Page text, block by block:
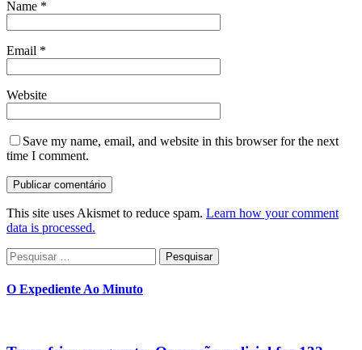
Name *
Email *
Website
Save my name, email, and website in this browser for the next
time I comment.
This site uses Akismet to reduce spam. Learn how your comment
data is processed.
Pesquisar
por:
O Expediente Ao Minuto